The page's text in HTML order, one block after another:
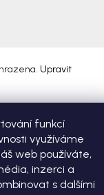
funkcí
využíváme
web používáte,
inzerci a
s dalšími
Upravit